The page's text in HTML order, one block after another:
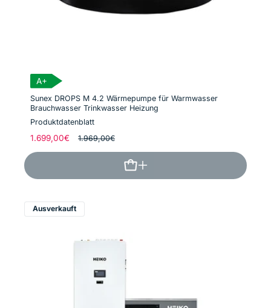
A+
Sunex DROPS M 4.2 Wärmepumpe für Warmwasser
Brauchwasser Trinkwasser Heizung
Produktdatenblatt
Normaler
1.699,00€ Verkaufspreis
1.969,00€
Ausverkauft